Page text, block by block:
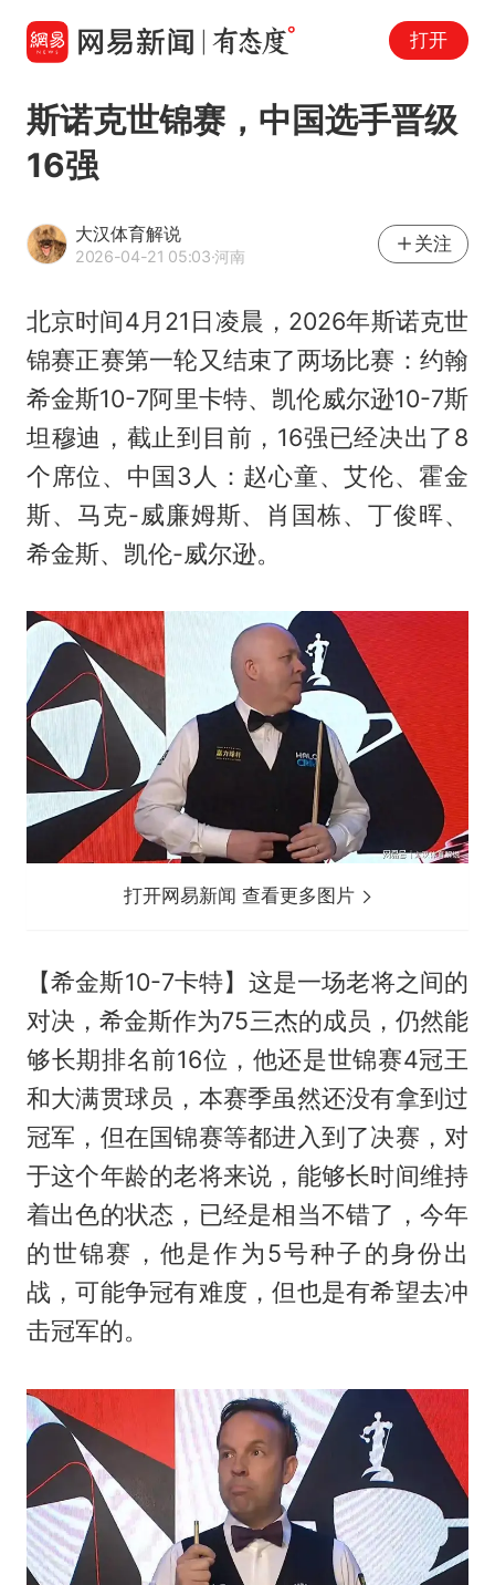
打开
斯诺克世锦赛，中国选手晋级
16强
大汉体育解说
2026-04-21 05:03·河南
关注
北京时间4月21日凌晨，2026年斯诺克世
锦赛正赛第一轮又结束了两场比赛：约翰
希金斯10-7阿里卡特、凯伦威尔逊10-7斯
坦穆迪，截止到目前，16强已经决出了8
个席位、中国3人：赵心童、艾伦、霍金
斯、马克-威廉姆斯、肖国栋、丁俊晖、
希金斯、凯伦-威尔逊。
打开网易新闻 查看更多图片
【希金斯10-7卡特】这是一场老将之间的
对决，希金斯作为75三杰的成员，仍然能
够长期排名前16位，他还是世锦赛4冠王
和大满贯球员，本赛季虽然还没有拿到过
冠军，但在国锦赛等都进入到了决赛，对
于这个年龄的老将来说，能够长时间维持
着出色的状态，已经是相当不错了，今年
的世锦赛，他是作为5号种子的身份出
战，可能争冠有难度，但也是有希望去冲
击冠军的。